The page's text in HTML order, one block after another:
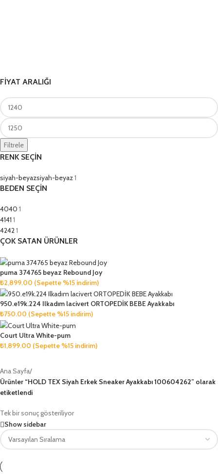
FİYAT ARALIĞI
Filtrele
RENK SEÇİN
siyah-beyazsiyah-beyaz1
BEDEN SEÇİN
4040 1
4141 1
42421
ÇOK SATAN ÜRÜNLER
puma 374765 beyaz Rebound Joy
₺2,899.00 (Sepette %15 indirim)
950.e19k.224 Ilkadım lacivert ORTOPEDİK BEBE Ayakkabı
₺750.00 (Sepette %15 indirim)
Court Ultra White-pum
₺1,899.00 (Sepette %15 indirim)
Ana Sayfa/
Ürünler “HOLD TEX Siyah Erkek Sneaker Ayakkabı 100604262” olarak
etiketlendi
Tek bir sonuç gösteriliyor
Show sidebar